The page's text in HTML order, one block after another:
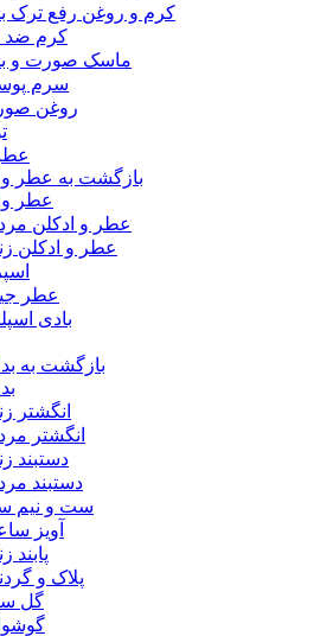
کرم و روغن رفع ترک
کرم ضد
ماسک صورت و
سرم
روغن
بازگشت به عطر و
عطر و
عطر و ادکلن
عطر و ادکلن
عطر
بادی
بازگشت به
انگشتر
انگشتر
دستبند
دستبند
ست و نیم
آویز
پابند
پلاک و
گل